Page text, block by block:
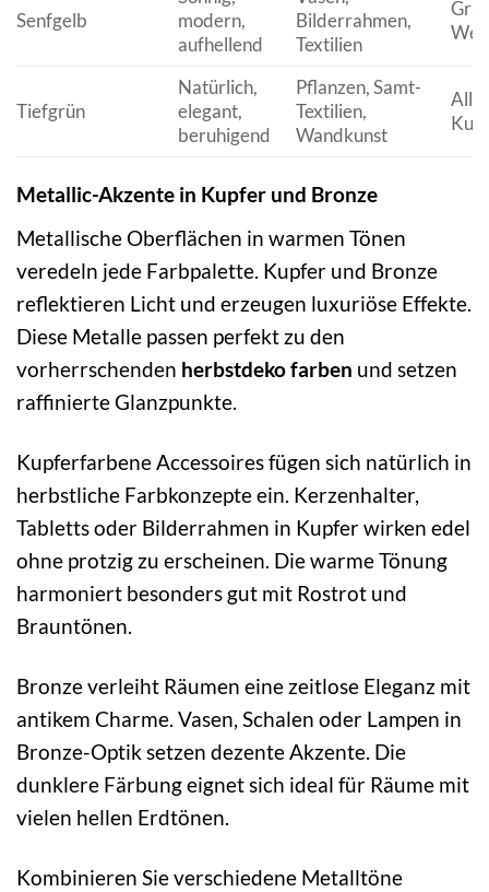
Senfgelb
modern,
aufhellend
Bilderrahmen,
Textilien
Tiefgrün
Natürlich,
elegant,
beruhigend
Pflanzen, Samt-
Textilien,
Wandkunst
Alle
Metallic-Akzente in Kupfer und Bronze
Metallische Oberflächen in warmen Tönen
veredeln jede Farbpalette. Kupfer und Bronze
reflektieren Licht und erzeugen luxuriöse Effekte.
Diese Metalle passen perfekt zu den
vorherrschenden herbstdeko farben und setzen
raffinierte Glanzpunkte.
Kupferfarbene Accessoires fügen sich natürlich in
herbstliche Farbkonzepte ein. Kerzenhalter,
Tabletts oder Bilderrahmen in Kupfer wirken edel
ohne protzig zu erscheinen. Die warme Tönung
harmoniert besonders gut mit Rostrot und
Brauntönen.
Bronze verleiht Räumen eine zeitlose Eleganz mit
antikem Charme. Vasen, Schalen oder Lampen in
Bronze-Optik setzen dezente Akzente. Die
dunklere Färbung eignet sich ideal für Räume mit
vielen hellen Erdtönen.
Kombinieren Sie verschiedene Metalltöne